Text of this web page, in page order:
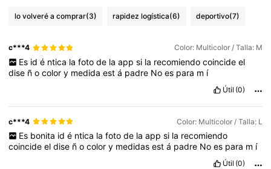
lo volveré a comprar(3) rapidez logística(6) deportivo(7)
c***4 Color: Multicolor / Talla: M
Es id é ntica la foto de la app si la recomiendo coincide el
dise ñocolory medidaestá padre Noes para m í
Útil (0)
c***4 Color: Multicolor / Talla: L
Es bonita id é ntica la foto de la app si la recomiendo
coincideeldise ñocolory medidasestá padre Noes para m í
Útil (0)